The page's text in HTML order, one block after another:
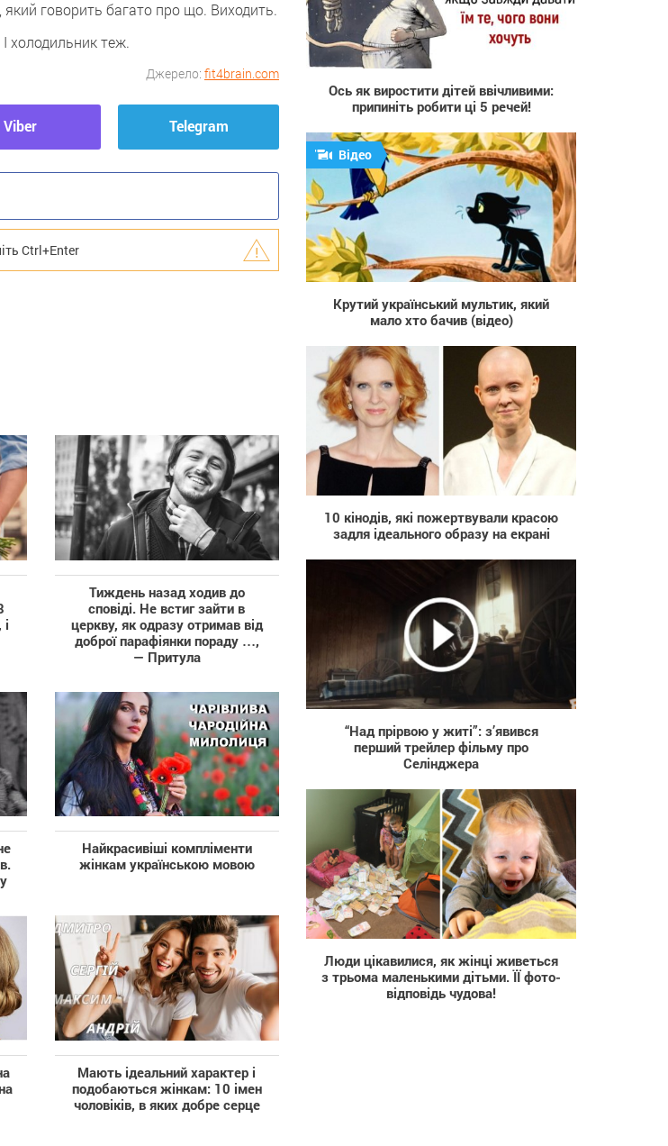
говорить багато про що. Виходить.
теж.
Джерело: fit4brain.com
Viber Telegram
Ctrl+Enter
Тиждень назад ходив до
сповіді. Не встиг зайти в
церкву, як одразу отримав від
доброї парафіянки пораду …,
— Притула
Найкрасивіші компліменти
жінкам українською мовою
Мають ідеальний характер і
подобаються жінкам: 10 імен
чоловіків, в яких добре серце
Ось як виростити дітей ввічливими:
припиніть робити ці 5 речей!
660 604
Відео
Крутий український мультик, який
мало хто бачив (відео)
10 кінодів, які пожертвували красою
задля ідеального образу на екрані
“Над прірвою у житі”: з’явився
перший трейлер фільму про
Селінджера
3 917
Люди цікавилися, як жінці живеться
з трьома маленькими дітьми. ЇЇ фото-
відповідь чудова!